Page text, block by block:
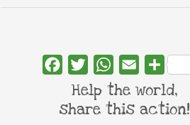
FacebookTwitterWhatsApp
Email Share
Help the world,
share this action!